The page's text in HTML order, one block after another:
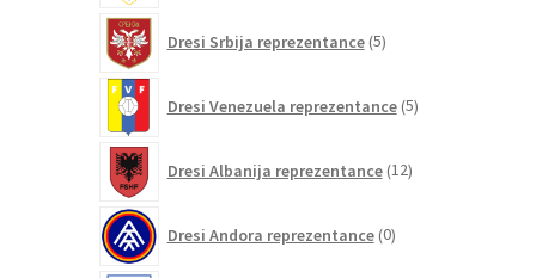
Dresi Srbija reprezentance 5izdelkov
Dresi Venezuela reprezentance 5izdelkov
Dresi Albanija reprezentance 12izdelkov
Dresi Andora reprezentance 0izdelkov